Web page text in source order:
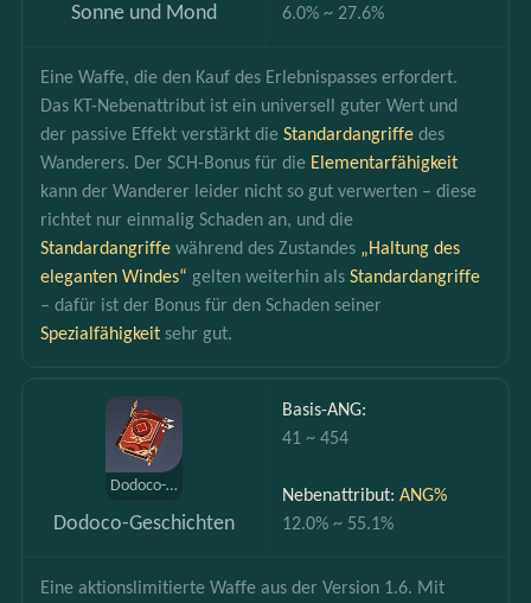
Sonne und Mond 6.0% ~ 27.6%
Eine Waffe, die den Kauf des Erlebnispasses erfordert.
Das KT-Nebenattribut ist ein universell guter Wert und
der passive Effekt verstärkt die Standardangriffe des
Wanderers. Der SCH-Bonus für die Elementarfähigkeit
kann der Wanderer leider nicht so gut verwerten – diese
richtet nur einmalig Schaden an, und die
Standardangriffe während des Zustandes „Haltung des
eleganten Windes“ gelten weiterhin als Standardangriffe
– dafür ist der Bonus für den Schaden seiner
Spezialfähigkeit sehr gut.
Dodoco-Geschichten
Dodoco-Geschichten
Basis-ANG:
41 ~ 454
Nebenattribut: ANG%
12.0% ~ 55.1%
Eine aktionslimitierte Waffe aus der Version 1.6. Mit